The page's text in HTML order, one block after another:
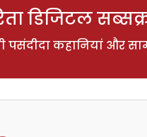
डिजिटल
पसंदीदा कहानियां और